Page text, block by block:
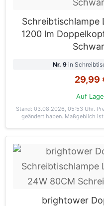
Schreibtischlampe
1200 lm
Nr. 9in
29,99
Auf
Stand: 03.08.2026, 05:53 Uhr.
geändert haben. Maßgeblich
brightower